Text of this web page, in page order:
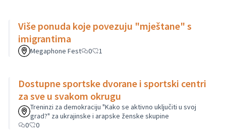
Više ponuda koje povezuju "mještane" s
imigrantima
Megaphone Fest 0 1
Dostupne sportske dvorane i sportski centri
za sve u svakom okrugu
Treninzi za demokraciju "Kako se aktivno uključiti u svoj
grad?" za ukrajinske i arapske ženske skupine
0
0